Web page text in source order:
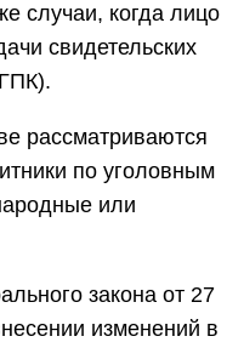
случаи, когда лицо
свидетельских
рассматриваются
по уголовным
или
закона от 27
изменений в